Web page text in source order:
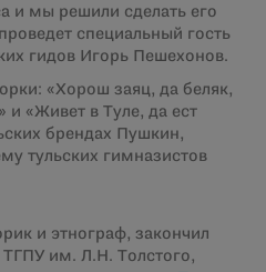
и мы решили сделать его
специальный гость
гидов Игорь Пешехонов.
«Хорош заяц, да беляк,
и «Живет в Туле, да ест
брендах Пушкин,
тульских гимназистов
и этнограф, закончил
ТГПУ им. Л.Н. Толстого,